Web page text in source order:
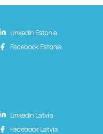
LinkedIn Estonia
Facebook Estonia
LinkedIn Latvia
Facebook Latvia